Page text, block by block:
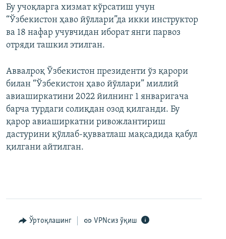
Бу учоқларга хизмат кўрсатиш учун
“Ўзбекистон ҳаво йўллари”да икки инструктор
ва 18 нафар учувчидан иборат янги парвоз
отряди ташкил этилган.
Аввалроқ Ўзбекистон президенти ўз қарори
билан “Ўзбекистон ҳаво йўллари” миллий
авиаширкатини 2022 йилнинг 1 январигача
барча турдаги солиқдан озод қилганди. Бу
қарор авиаширкатни ривожлантириш
дастурини қўллаб-қувватлаш мақсадида қабул
қилгани айтилган.
Ўртоқлашинг VPNсиз ўқиш